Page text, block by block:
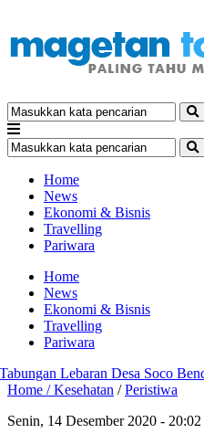
Home
News
Ekonomi & Bisnis
Travelling
Pariwara
Home
News
Ekonomi & Bisnis
Travelling
Pariwara
Lebaran Desa Soco Bendo
Home /Kesehatan /Peristiwa
Senin, 14 Desember 2020 -